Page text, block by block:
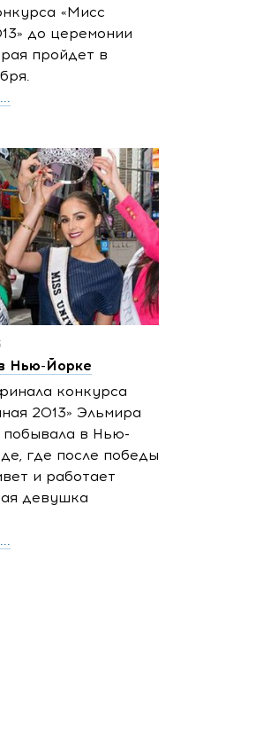
«Мисс
до церемонии
пройдет в
Нью-Йорке
конкурса
2013» Эльмира
побывала в Нью-
где после победы
и работает
девушка